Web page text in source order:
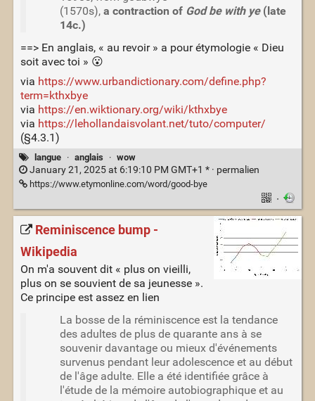
(1570s), a contraction of God be with ye(late
14c.)
==> En anglais, « au revoir » a pour étymologie « Dieu
soit avec toi » 😮
via https://www.urbandictionary.com/define.php?
term=kthxbye
via https://en.wiktionary.org/wiki/kthxbye
via https://lehollandaisvolant.net/tuto/computer/
(§4.3.1)
langue · anglais · wow
January 21, 2025 at 6:19:10 PM GMT+1 * · permalien
https://www.etymonline.com/word/good-bye
·
Reminiscence bump -
Wikipedia
On m'a souvent dit « plus on vieilli,
plus on se souvient de sa jeunesse ».
Ce principe est assez en lien
La bosse de la réminiscence est la tendance
des adultes de plus de quarante ans à se
souvenir davantage ou mieux d'événements
survenus pendant leur adolescence et au début
de l'âge adulte. Elle a été identifiée grâce à
l'étude de la mémoire autobiographique et au